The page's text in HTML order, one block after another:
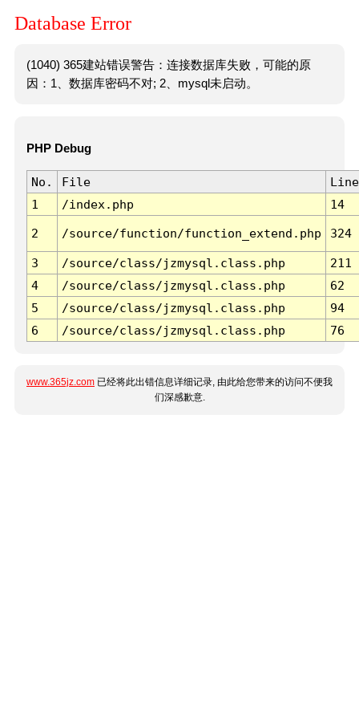
Database Error
(1040) 365建站错误警告：连接数据库失败，可能的原
因：1、数据库密码不对; 2、mysql未启动。
PHP Debug
No. File
Line
1
/index.php 14
2 /source/function/function_extend.php 324
3 /source/class/jzmysql.class.php
211
4
/source/class/jzmysql.class.php
62
5
/source/class/jzmysql.class.php
94
6
/source/class/jzmysql.class.php 76
www.365jz.com 已经将此出错信息详细记录, 由此给您带来的访问不便我
们深感歉意.